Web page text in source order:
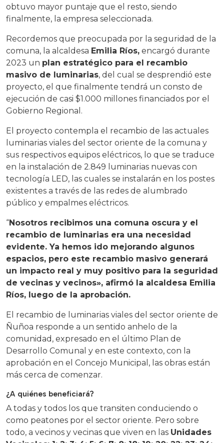
obtuvo mayor puntaje que el resto, siendo
finalmente, la empresa seleccionada.
Recordemos que preocupada por la seguridad de la
comuna, la alcaldesa Emilia Ríos, encargó durante
2023 un plan estratégico para el recambio
masivo de luminarias, del cual se desprendió este
proyecto, el que finalmente tendrá un consto de
ejecución de casi $1.000 millones financiados por el
Gobierno Regional.
El proyecto contempla el recambio de las actuales
luminarias viales del sector oriente de la comuna y
sus respectivos equipos eléctricos, lo que se traduce
en la instalación de 2.849 luminarias nuevas con
tecnología LED, las cuales se instalarán en los postes
existentes a través de las redes de alumbrado
público y empalmes eléctricos.
“Nosotros recibimos una comuna oscura y el
recambio de luminarias era una necesidad
evidente. Ya hemos ido mejorando algunos
espacios, pero este recambio masivo generará
un impacto real y muy positivo para la seguridad
de vecinas y vecinos», afirmó la alcaldesa Emilia
Ríos, luego de la aprobación.
El recambio de luminarias viales del sector oriente de
Ñuñoa responde a un sentido anhelo de la
comunidad, expresado en el último Plan de
Desarrollo Comunal y en este contexto, con la
aprobación en el Concejo Municipal, las obras están
más cerca de comenzar.
¿A quiénes beneficiará?
A todas y todos los que transiten conduciendo o
como peatones por el sector oriente. Pero sobre
todo, a vecinos y vecinas que viven en las Unidades